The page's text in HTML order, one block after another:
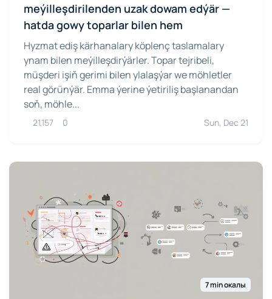
meýilleşdirilenden uzak dowam edýär —
hatda gowy toparlar bilen hem
Hyzmat ediş kärhanalary köplenç taslamalary
ynam bilen meýilleşdirýärler. Topar tejribeli,
müşderi işiň gerimi bilen ylalaşýar we möhletler
real görünýär. Emma ýerine ýetiriliş başlanandan
soň, möhle...
21,157 0 Sun, Dec 21
7 min окалы